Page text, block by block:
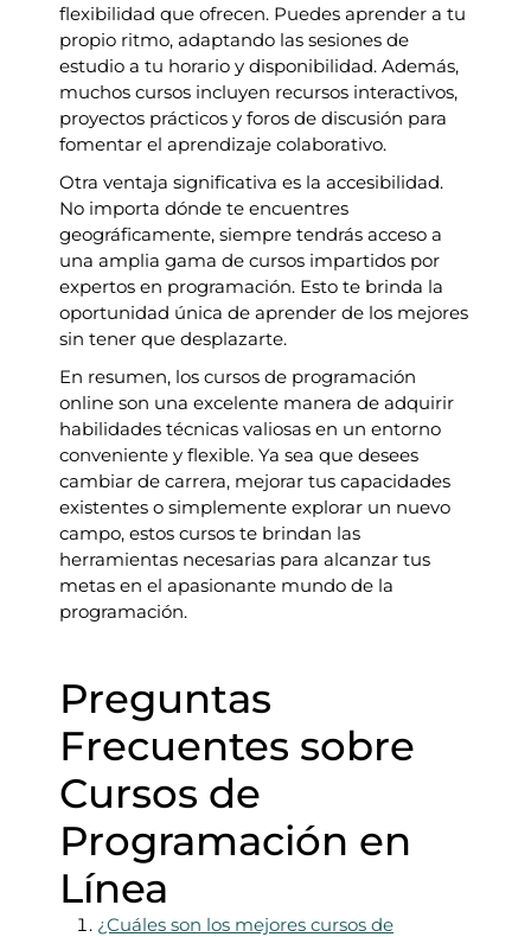
flexibilidad que ofrecen. Puedes aprender a tu
propio ritmo, adaptando las sesiones de
estudio a tu horario y disponibilidad. Además,
muchos cursos incluyen recursos interactivos,
proyectos prácticos y foros de discusión para
fomentar el aprendizaje colaborativo.
Otra ventaja significativa es la accesibilidad.
No importa dónde te encuentres
geográficamente, siempre tendrás acceso a
una amplia gama de cursos impartidos por
expertos en programación. Esto te brinda la
oportunidad única de aprender de los mejores
sin tener que desplazarte.
En resumen, los cursos de programación
online son una excelente manera de adquirir
habilidades técnicas valiosas en un entorno
conveniente y flexible. Ya sea que desees
cambiar de carrera, mejorar tus capacidades
existentes o simplemente explorar un nuevo
campo, estos cursos te brindan las
herramientas necesarias para alcanzar tus
metas en el apasionante mundo de la
programación.
Preguntas
Frecuentes sobre
Cursos de
Programación en
Línea
¿Cuáles son los mejores cursos de